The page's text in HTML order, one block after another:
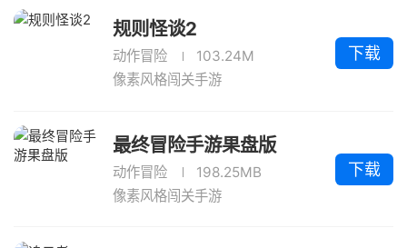
规则怪谈2
动作冒险
103.24M
像素风格闯关手游
下载
最终冒险手游果盘版
动作冒险
198.25MB
像素风格闯关手游
下载